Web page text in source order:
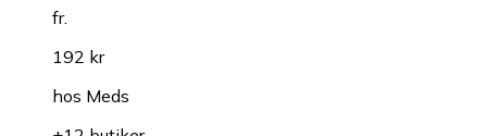
fr.
192 kr
hos Meds